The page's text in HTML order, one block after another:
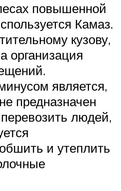
повышенной
Камаз.
кузову,
организация
является,
предназначен
людей,
и утеплить